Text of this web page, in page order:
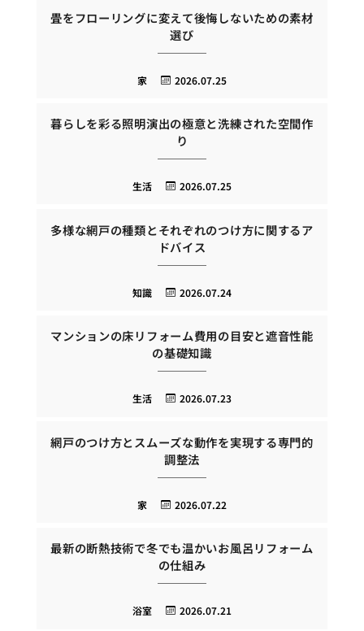
畳をフローリングに変えて後悔しないための素材
選び
2026.07.25
家
暮らしを彩る照明演出の極意と洗練された空間作
り
2026.07.25
生活
多様な網戸の種類とそれぞれのつけ方に関するア
ドバイス
2026.07.24
知識
マンションの床リフォーム費用の目安と遮音性能
の基礎知識
2026.07.23
生活
網戸のつけ方とスムーズな動作を実現する専門的
調整法
2026.07.22
家
最新の断熱技術で冬でも温かいお風呂リフォーム
の仕組み
2026.07.21
浴室